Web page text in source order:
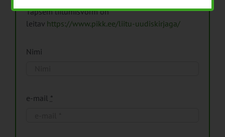
Täpsem liitumisvorm on
leitav https://www.pikk.ee/liitu-uudiskirjaga/
Nimi
e-mail *